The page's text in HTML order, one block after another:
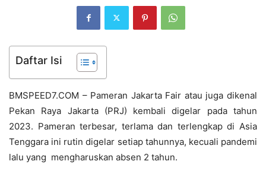
Daftar Isi
BMSPEED7.COM – Pameran Jakarta Fair atau juga dikenal
Pekan Raya Jakarta (PRJ) kembali digelar pada tahun
2023. Pameran terbesar, terlama dan terlengkap di Asia
Tenggara ini rutin digelar setiap tahunnya, kecuali pandemi
lalu yang mengharuskan absen 2 tahun.